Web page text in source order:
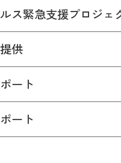
ス緊急支援プロジェ
供
ート
ート